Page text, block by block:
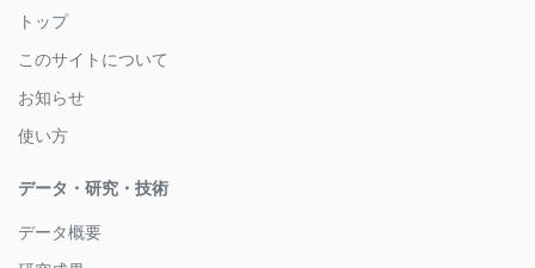
トップ
このサイトについて
お知らせ
使い方
データ・研究・技術
データ概要